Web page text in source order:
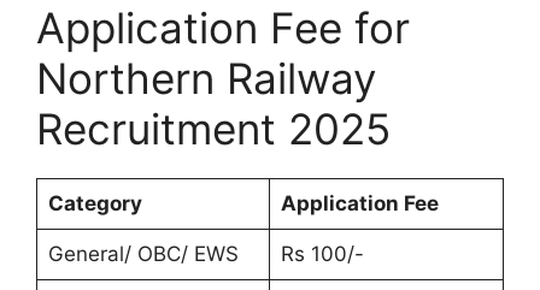
Application Fee for
Northern Railway
Recruitment 2025
Category Application Fee
General/ OBC/ EWS Rs 100/-